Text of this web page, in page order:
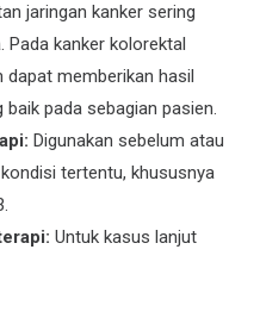
jaringan kanker sering
Pada kanker kolorektal
dapat memberikan hasil
pada sebagian pasien.
Digunakan sebelum atau
tertentu, khususnya
Untuk kasus lanjut